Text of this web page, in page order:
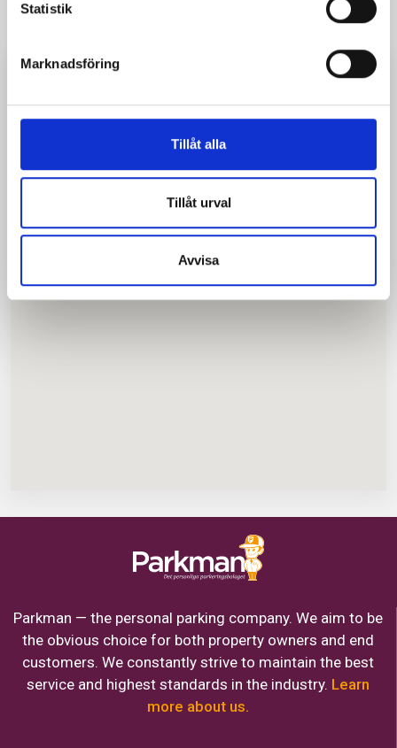
Statistik
Marknadsföring
Tillåt alla
Tillåt urval
Avvisa
in the app and start your parking session,
stop the session when you exit.
Double-check that you have entered
Parkman — the personal parking company. We aim to be
the obvious choice for both property owners and end
customers. We constantly strive to maintain the best
service and highest standards in the industry. Learn
more about us.